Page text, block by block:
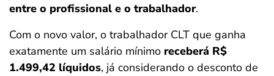
entre o profissional e o trabalhador.
Com o novo valor, o trabalhador CLT que ganha
exatamente um salário mínimo receberá R$
1.499,42 líquidos, já considerando o desconto de